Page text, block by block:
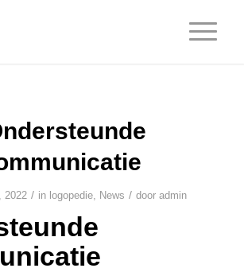
2022 / in logopedie, News / dooradmin